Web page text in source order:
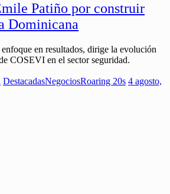
Patiño por construir
Dominicana
en resultados, dirige la evolución
COSEVI en el sector seguridad.
DestacadasNegociosRoaring 20s 4 agosto,